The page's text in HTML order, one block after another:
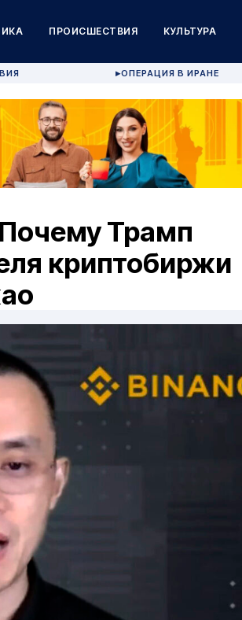
ПРОИСШЕСТВИЯ КУЛЬТУРА
▶ОПЕРАЦИЯ В ИРАНЕ
Трамп
криптобиржи